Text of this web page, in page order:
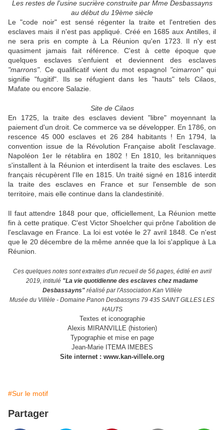
Les restes de l'usine sucrière construite par Mme Desbassayns
au début du 19ème siècle
Le "code noir" est sensé régenter la traite et l'entretien des
esclaves mais il n'est pas appliqué. Créé en 1685 aux Antilles, il
ne sera pris en compte à La Réunion qu'en 1723. Il n'y est
quasiment jamais fait référence. C'est à cette époque que
quelques esclaves s'enfuient et deviennent des esclaves
"marrons". Ce qualificatif vient du mot espagnol "cimarron"qui
signifie "fugitif". Ils se réfugient dans les "hauts" tels Cilaos,
Mafate ou encore Salazie.
Site de Cilaos
En 1725, la traite des esclaves devient "libre" moyennant la
paiement d'un droit. Ce commerce va se développer. En 1786, on
rescence 45 000 esclaves et 26 284 habitants ! En 1794, la
convention issue de la Révolution Française abolit l'esclavage.
Napoléon 1er le rétablira en 1802 ! En 1810, les britanniques
s'installent à la Réunion et interdisent la traite des esclaves. Les
français récupèrent l'Ile en 1815. Un traité signé en 1816 interdit
la traite des esclaves en France et sur l'ensemble de son
territoire, mais elle continue dans la clandestinité.
Il faut attendre 1848 pour que, officiellement, La Réunion mette
fin à cette pratique. C'est Victor Shoelcher qui prône l'abolition de
l'esclavage en France. La loi est votée le 27 avril 1848. Ce n'est
que le 20 décembre de la même année que la loi s'applique à La
Réunion.
Ces quelques notes sont extraites d'un recueil de 56 pages, édité en avril
2019, intitulé "La vie quotidienne des esclaves chez madame
Desbassayns"réalisé par l'Association Kan Villèle
Musée du Villèle - Domaine Panon Desbassyns 79 435 SAINT GILLES LES
HAUTS
Textes et iconographie
Alexis MIRANVILLE (historien)
Typographie et mise en page
Jean-Marie ITEMA IMEBES
Site internet : www.kan-villele.org
#Sur le motif
Partager